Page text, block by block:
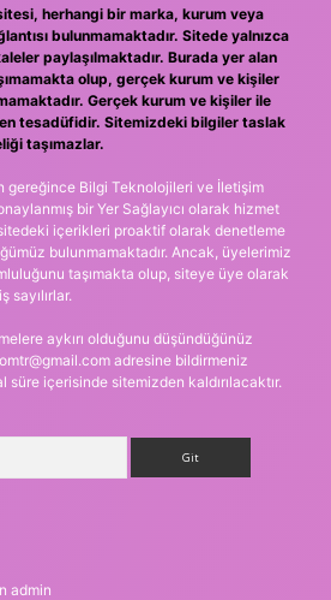
herhangi bir marka, kurum veya
bulunmamaktadır. Sitede yalnızca
paylaşılmaktadır. Burada yer alan
olup, gerçek kurum ve kişiler
Gerçek kurum ve kişiler ile
tesadüfidir. Sitemizdeki bilgiler taslak
taşımazlar.
gereğince Bilgi Teknolojileri ve İletişim
bir Yer Sağlayıcı olarak hizmet
içerikleri proaktif olarak denetleme
bulunmamaktadır. Ancak, üyelerimiz
taşımakta olup, siteye üye olarak
sayılırlar.
aykırı olduğunu düşündüğünüz
adresine bildirmeniz
içerisinde sitemizden kaldırılacaktır.
admin